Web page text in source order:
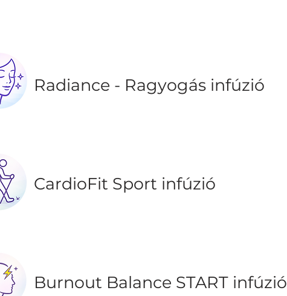
Radiance - Ragyogás infúzió
CardioFit Sport infúzió
Burnout Balance START infúzió